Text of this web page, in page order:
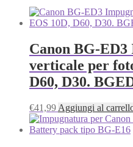
Canon BG-
verticale per
D60, D30.
€41,99 Aggiungi al